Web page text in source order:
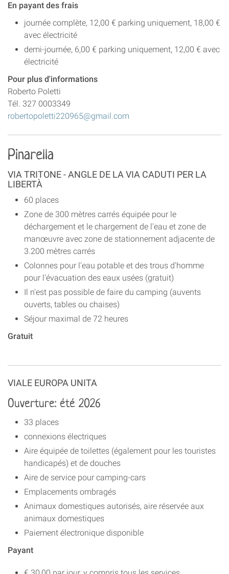
En payant des frais
journée complète, 12,00 € parking uniquement, 18,00 €
avec électricité
demi-journée, 6,00 € parking uniquement, 12,00 € avec
électricité
Pour plus d'informations
Roberto Poletti
Tél. 327 0003349
robertopoletti220965@gmail.com
Pinarella
VIA TRITONE - ANGLE DE LA VIA CADUTI PER LA
LIBERTÀ
60 places
Zone de 300 mètres carrés équipée pour le
déchargement et le chargement de l'eau et zone de
manœuvre avec zone de stationnement adjacente de
3.200 mètres carrés
Colonnes pour l'eau potable et des trous d'homme
pour l'évacuation des eaux usées (gratuit)
Il n'est pas possible de faire du camping (auvents
ouverts, tables ou chaises)
Séjour maximal de 72 heures
Gratuit
VIALE EUROPA UNITA
Ouverture: été 2026
33 places
connexions électriques
Aire équipée de toilettes (également pour les touristes
handicapés) et de douches
Aire de service pour camping-cars
Emplacements ombragés
Animaux domestiques autorisés, aire réservée aux
animaux domestiques
Paiement électronique disponible
Payant